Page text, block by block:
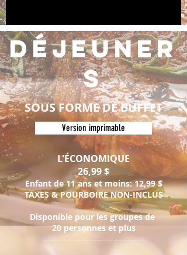
DÉJEUNER
S
SOUS FORME DE BUFFET
Version imprimable
L'ÉCONOMIQUE
26,99 $
Enfant de 11 ans et moins: 12,99 $
TAXES & POURBOIRE NON-INCLUS
Disponible pour les groupes de
20 personnes et plus
-----------------------------------